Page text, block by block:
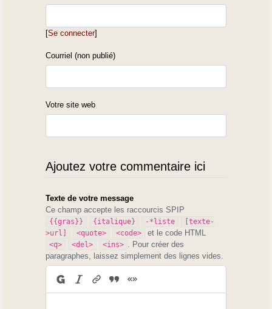
[Se connecter]
Courriel (non publié)
Votre site web
Ajoutez votre commentaire ici
Texte de votre message
Ce champ accepte les raccourcis SPIP
{{gras}} {italique} -*liste
[texte-
>url]
<quote> <code> et le code HTML
<q> <del> <ins>
. Pour créer des
paragraphes, laissez simplement des lignes vides.